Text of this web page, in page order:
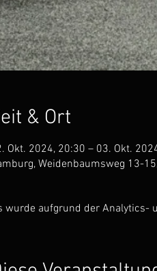
& Ort
Okt. 2024, 20:30 – 03. Okt.
Weidenbaumsweg 13-
wurde aufgrund der